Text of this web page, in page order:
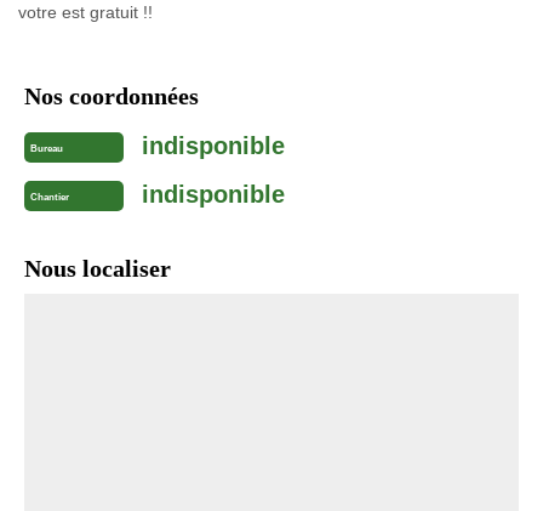
votre est gratuit !!
Nos coordonnées
Bureau indisponible
Chantier indisponible
Nous localiser